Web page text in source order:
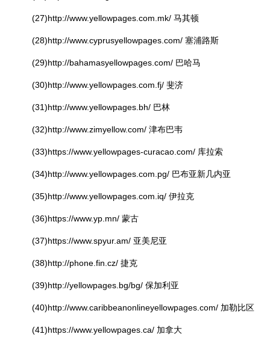
(27)http://www.yellowpages.com.mk/ 马其顿
(28)http://www.cyprusyellowpages.com/ 塞浦路斯
(29)http://bahamasyellowpages.com/ 巴哈马
(30)http://www.yellowpages.com.fj/ 斐济
(31)http://www.yellowpages.bh/ 巴林
(32)http://www.zimyellow.com/ 津布巴韦
(33)https://www.yellowpages-curacao.com/ 库拉索
(34)http://www.yellowpages.com.pg/ 巴布亚新几内亚
(35)http://www.yellowpages.com.iq/ 伊拉克
(36)https://www.yp.mn/ 蒙古
(37)https://www.spyur.am/ 亚美尼亚
(38)http://phone.fin.cz/ 捷克
(39)http://yellowpages.bg/bg/ 保加利亚
(40)http://www.caribbeanonlineyellowpages.com/ 加勒比区
(41)https://www.yellowpages.ca/ 加拿大